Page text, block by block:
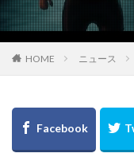
HOME ニュース